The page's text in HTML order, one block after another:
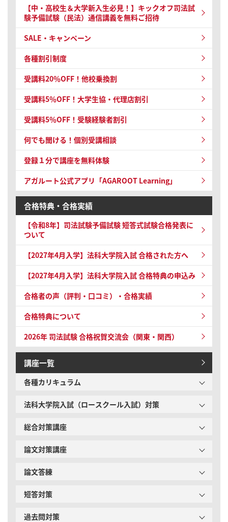
【中・高校生＆大学新入生必見！】キックオフ司法試
験予備試験（民法）通信講義を無料ご招待
SALE・キャンペーン
各種割引制度
受講料20％OFF！他校乗換割
受講料5％OFF！大学生協・代理店割引
受講料5％OFF！受験経験者割引
何でも聞ける！個別受講相談
登録１分で講座を無料体験
アガルート公式アプリ「AGAROOT Learning」
合格特典・合格実績
【令和8年】 司法試験予備試験 短答式試験合格発表に
ついて
【2027年4月入学】法科大学院入試 合格された方へ
【2027年4月入学】法科大学院入試 合格特典の申込み
合格者の声（評判・口コミ）・合格実績
合格特典について
2026年 司法試験合格祝賀交流会（関東・関西）
講座一覧
各種カリキュラム
法科大学院入試（ロースクール入試）対策
総合対策講座
論文対策講座
論文答練
短答対策
過去問対策